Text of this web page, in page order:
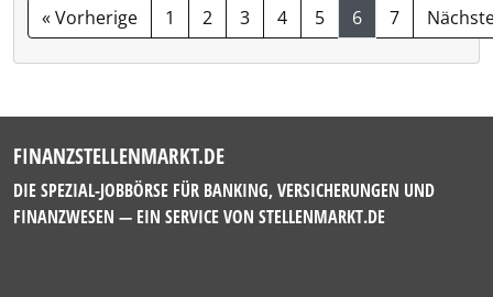
« Vorherige 1 2 3 4 5 6 7
FINANZSTELLENMARKT.DE
DIE SPEZIAL-JOBBÖRSE FÜR BANKING, VERSICHERUNGEN UND
FINANZWESEN — EIN SERVICE VON STELLENMARKT.DE